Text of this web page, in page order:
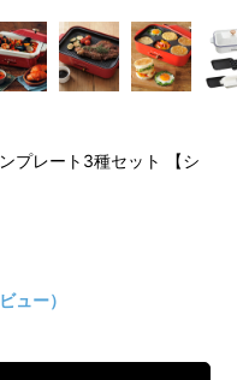
プレート3種セット 【シ
ュー）